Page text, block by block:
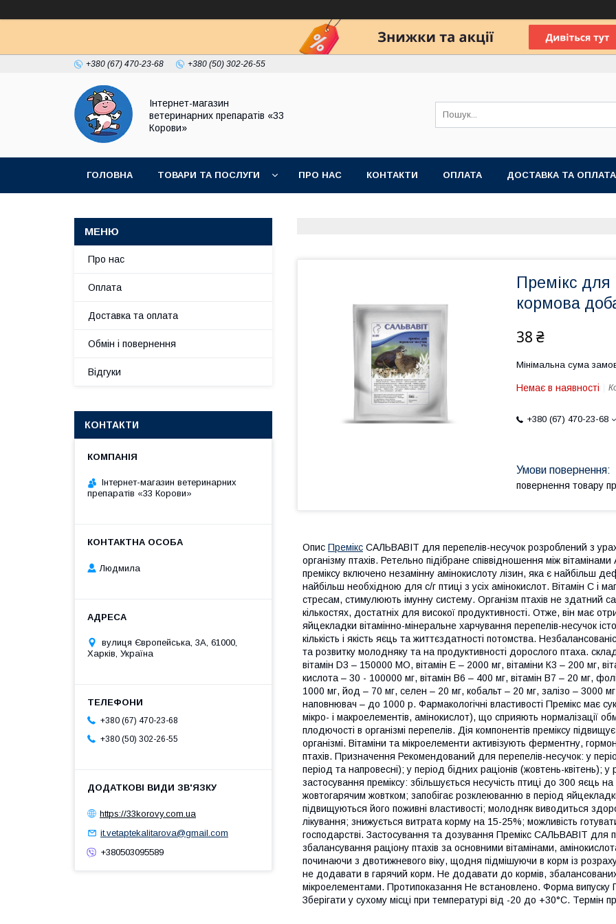
+380 (67) 470-23-68 +380 (50) 302-26-55
Інтернет-магазин
ветеринарних препаратів «33
Корови»
ГОЛОВНА ТОВАРИ ТА ПОСЛУГИ ПРО НАС КОНТАКТИ ОПЛАТА ДОСТАВКА ТА ОПЛАТА
Премікс для
кормова
38 ₴
Мінімальна сума
Немає в наявності
+380 (67) 470-23-68
повернення товару
Опис Премікс САЛЬВАВІТ для перепелів-несучок розроблений з
організму птахів. Ретельно підібране співвідношення між
преміксу включено незамінну амінокислоту лізин, яка є найбільш
найбільш необхідною для с/г птиці з усіх амінокислот. Вітамін С і
стресам, стимулюють імунну систему. Організм птахів не здатний
кількостях, достатніх для високої продуктивності. Отже, він має
яйцекладки вітамінно-мінеральне харчування перепелів-несучок
кількість і якість яєць та життєздатності потомства.
та розвитку молодняку та на продуктивності дорослого птаха.
вітамін D3 – 150000 МО, вітамін Е – 2000 мг, вітаміни К3 – 200 мг,
кислота – 30 - 100000 мг, вітамін В6 – 400 мг, вітамін В7 – 20 мг,
1000 мг, йод – 70 мг, селен – 20 мг, кобальт – 20 мг, залізо – 3000
наповнювач – до 1000 р. Фармакологічні властивості Премікс має
мікро- і макроелементів, амінокислот), що сприяють нормалізації
плодючості в організмі перепелів. Дія компонентів преміксу
організмі. Вітаміни та мікроелементи активізують ферментну,
птахів. Призначення Рекомендований для перепелів-несучок: у
період та напровесні); у період бідних раціонів (жовтень-квітень); у
застосування преміксу: збільшується несучість птиці до 300 яєць
жовтогарячим жовтком; запобігає розклеюванню в період
підвищуються його поживні властивості; молодняк виводиться
лікування; знижується витрата корму на 15-25%; можливість
господарстві. Застосування та дозування Премікс САЛЬВАВІТ для
збалансування раціону птахів за основними вітамінами,
починаючи з двотижневого віку, щодня підмішуючи в корм із
не додавати в гарячий корм. Не додавати до кормів,
мікроелементами. Протипоказання Не встановлено. Форма випуску
Зберігати у сухому місці при температурі від -20 до +30°С. Термін
Про нас
Оплата
Доставка та оплата
Обмін і повернення
Відгуки
КОНТАКТИ
Інтернет-магазин ветеринарних
препаратів «33 Корови»
Людмила
вулиця Європейська, 3А, 61000,
Харків, Україна
+380 (67) 470-23-68
+380 (50) 302-26-55
https://33korovy.com.ua
it.vetaptekalitarova@gmail.com
+380503095589